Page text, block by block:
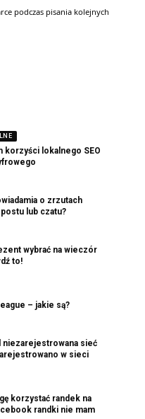
podczas pisania kolejnych
korzyści lokalnego SEO
o zrzutach
lub czatu?
wybrać na wieczór
to!
– jakie są?
niezarejestrowana sieć
w sieci
korzystać randek na
randki nie mam